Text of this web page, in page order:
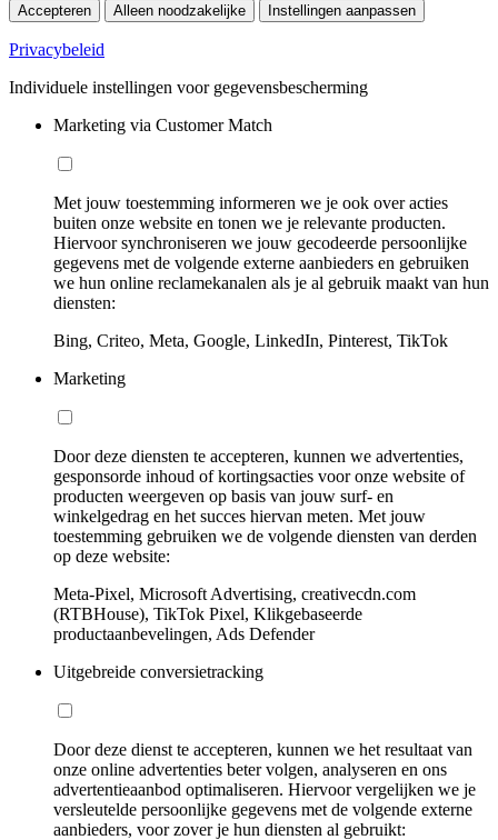
Accepteren Alleen noodzakelijke Instellingen aanpassen
Privacybeleid
Individuele instellingen voor gegevensbescherming
Marketing via Customer Match
Met jouw toestemming informeren we je ook over acties
buiten onze website en tonen we je relevante producten.
Hiervoor synchroniseren we jouw gecodeerde persoonlijke
gegevens met de volgende externe aanbieders en gebruiken
we hun online reclamekanalen als je al gebruik maakt van hun
diensten:
Bing, Criteo, Meta, Google, LinkedIn, Pinterest, TikTok
Marketing
Door deze diensten te accepteren, kunnen we advertenties,
gesponsorde inhoud of kortingsacties voor onze website of
producten weergeven op basis van jouw surf- en
winkelgedrag en het succes hiervan meten. Met jouw
toestemming gebruiken we de volgende diensten van derden
op deze website:
Meta-Pixel, Microsoft Advertising, creativecdn.com
(RTBHouse), TikTok Pixel, Klikgebaseerde
productaanbevelingen, Ads Defender
Uitgebreide conversietracking
Door deze dienst te accepteren, kunnen we het resultaat van
onze online advertenties beter volgen, analyseren en ons
advertentieaanbod optimaliseren. Hiervoor vergelijken we je
versleutelde persoonlijke gegevens met de volgende externe
aanbieders, voor zover je hun diensten al gebruikt: